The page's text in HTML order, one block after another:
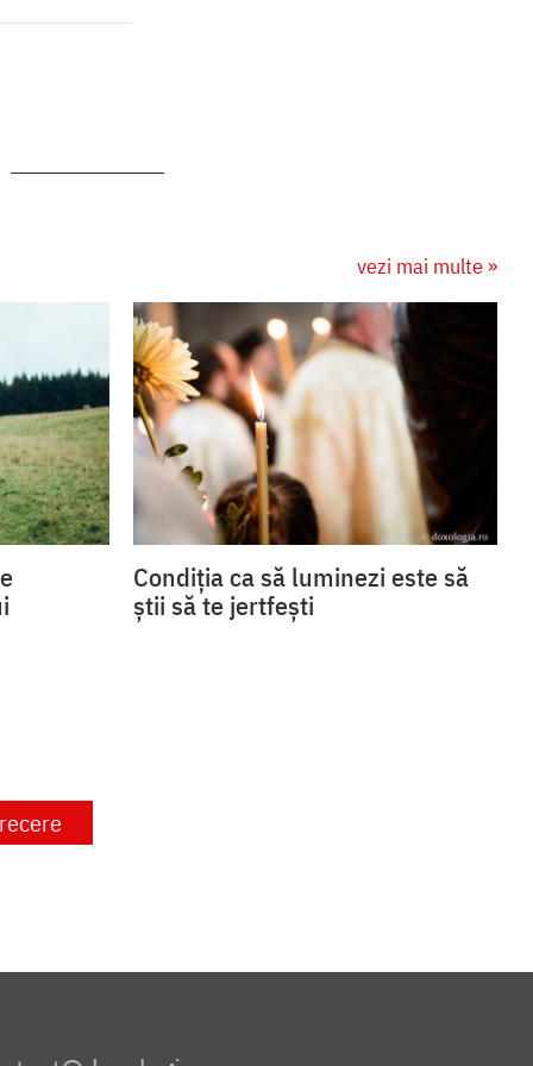
vezi mai multe »
Condiția ca să luminezi este să
știi să te jertfești